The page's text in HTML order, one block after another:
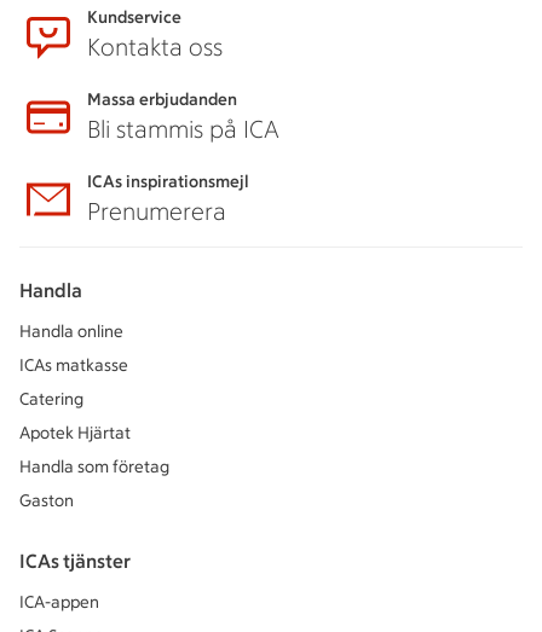
Kundservice
Kontakta oss
Massa erbjudanden
Bli stammis på ICA
ICAs inspirationsmejl
Prenumerera
Handla
Handla online
ICAs matkasse
Catering
Apotek Hjärtat
Handla som företag
Gaston
ICAs tjänster
ICA-appen